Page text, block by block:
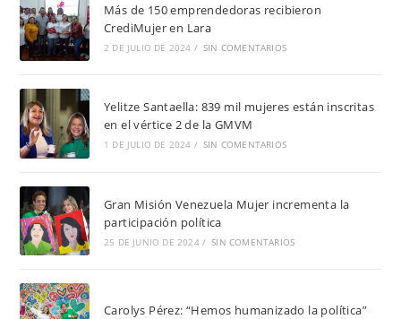
Más de 150 emprendedoras recibieron
CrediMujer en Lara
2 DE JULIO DE 2024 / SIN COMENTARIOS
Yelitze Santaella: 839 mil mujeres están inscritas
en el vértice 2 de la GMVM
1 DE JULIO DE 2024 / SIN COMENTARIOS
Gran Misión Venezuela Mujer incrementa la
participación política
25 DE JUNIO DE 2024 / SIN COMENTARIOS
Carolys Pérez: “Hemos humanizado la política”